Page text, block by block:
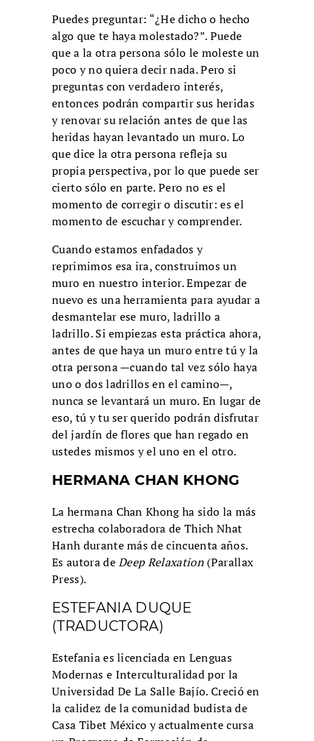
Puedes preguntar: “¿He dicho o hecho
algo que te haya molestado?”. Puede
que a la otra persona sólo le moleste un
poco y no quiera decir nada. Pero si
preguntas con verdadero interés,
entonces podrán compartir sus heridas
y renovar su relación antes de que las
heridas hayan levantado un muro. Lo
que dice la otra persona refleja su
propia perspectiva, por lo que puede ser
cierto sólo en parte. Pero no es el
momento de corregir o discutir: es el
momento de escuchar y comprender.
Cuando estamos enfadados y
reprimimos esa ira, construimos un
muro en nuestro interior. Empezar de
nuevo es una herramienta para ayudar a
desmantelar ese muro, ladrillo a
ladrillo. Si empiezas esta práctica ahora,
antes de que haya un muro entre tú y la
otra persona —cuando tal vez sólo haya
uno o dos ladrillos en el camino—,
nunca se levantará un muro. En lugar de
eso, tú y tu ser querido podrán disfrutar
del jardín de flores que han regado en
ustedes mismos y el uno en el otro.
HERMANA CHAN KHONG
La hermana Chan Khong ha sido la más
estrecha colaboradora de Thich Nhat
Hanh durante más de cincuenta años.
Es autora deDeep Relaxation(Parallax
Press).
ESTEFANIA DUQUE
(TRADUCTORA)
Estefania es licenciada en Lenguas
Modernas e Interculturalidad por la
Universidad De La Salle Bajío. Creció en
la calidez de la comunidad budista de
Casa Tibet México y actualmente cursa